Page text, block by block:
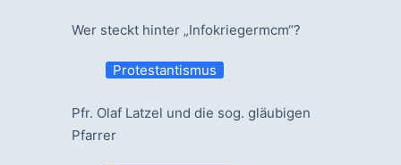
Wer steckt hinter „Infokriegermcm“?
Protestantismus
Pfr. Olaf Latzel und die sog. gläubigen
Pfarrer